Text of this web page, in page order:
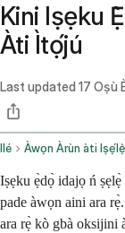
Kini Iṣẹku
Àti Ìtọ́jú
Last updated 17 Oṣù
Ilé Àwọn Àrùn àti Iṣẹ́lẹ̀
Iṣẹku ẹ̀dọ̀ idajọ ń
pade àwọn aini ara
ara rẹ̀ kò gbà oksijini